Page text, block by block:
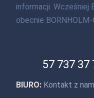
informacji. Wcześniej
obecnie BORNHOLM-
57 737 37
BIURO: Kontakt z